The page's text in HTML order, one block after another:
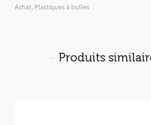
Achat, Plastiques à bulles
Produits